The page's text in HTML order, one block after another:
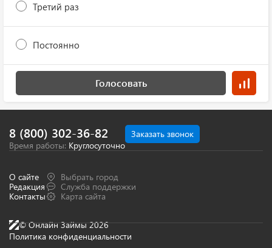
Третий раз
Постоянно
Голосовать
© Онлайн Займы 2026
Политика конфиденциальности
О сайте
Редакция
Контакты
Выбрать город
Служба поддержки
Карта сайта
Заказать звонок
8 (800) 302-36-82
Время работы: Круглосуточно